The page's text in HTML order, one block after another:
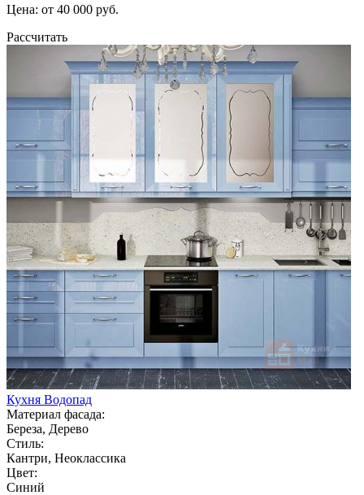
Цена: от 40 000 руб.
Рассчитать
Кухня Водопад
Материал фасада:
Береза, Дерево
Стиль:
Кантри, Неоклассика
Цвет:
Синий